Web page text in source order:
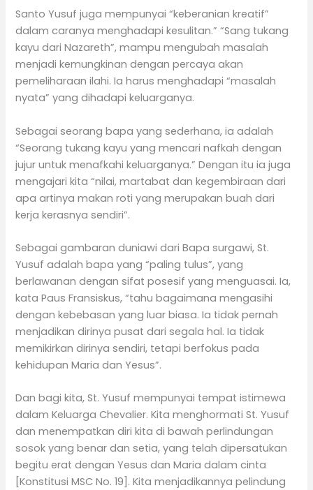
Santo Yusuf juga mempunyai “keberanian kreatif”
dalam caranya menghadapi kesulitan.” “Sang tukang
kayu dari Nazareth”, mampu mengubah masalah
menjadi kemungkinan dengan percaya akan
pemeliharaan ilahi. Ia harus menghadapi “masalah
nyata” yang dihadapi keluarganya.
Sebagai seorang bapa yang sederhana, ia adalah
“Seorang tukang kayu yang mencari nafkah dengan
jujur untuk menafkahi keluarganya.” Dengan itu ia juga
mengajari kita “nilai, martabat dan kegembiraan dari
apa artinya makan roti yang merupakan buah dari
kerja kerasnya sendiri”.
Sebagai gambaran duniawi dari Bapa surgawi, St.
Yusuf adalah bapa yang “paling tulus”, yang
berlawanan dengan sifat posesif yang menguasai. Ia,
kata Paus Fransiskus, “tahu bagaimana mengasihi
dengan kebebasan yang luar biasa. Ia tidak pernah
menjadikan dirinya pusat dari segala hal. Ia tidak
memikirkan dirinya sendiri, tetapi berfokus pada
kehidupan Maria dan Yesus”.
Dan bagi kita, St. Yusuf mempunyai tempat istimewa
dalam Keluarga Chevalier. Kita menghormati St. Yusuf
dan menempatkan diri kita di bawah perlindungan
sosok yang benar dan setia, yang telah dipersatukan
begitu erat dengan Yesus dan Maria dalam cinta
[Konstitusi MSC No. 19]. Kita menjadikannya pelindung